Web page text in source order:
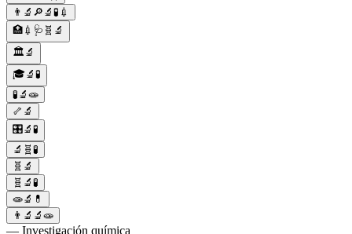
👨‍🔬🔎🔬🧪💉
🏥💉🩺🧬🔬
🏛️🔬
🎓🔬🧪
🧪🔬🧫
🦴🔬
🎛️🔬🧪
🔬🧬🧪
🧬🔬
🧬🔬🧪
🧫🔬💊
👨‍🔬🔬🧫
— Investigación química